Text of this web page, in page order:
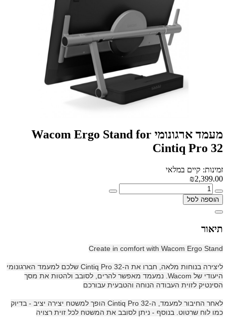
מעמד ארגונומי Wacom Ergo Stand for
Cintiq Pro 32
זמינות: קיים במלאי
₪2,399.00
הוספה לסל
תיאור
Create in comfort with Wacom Ergo Stand
ליצירה בנוחות מלאה, חברו את ה-Cintiq Pro 32 שלכם למעמד הארגונומי
היעודי של Wacom. נמעמד מאפשר להרים, לסובב ולהטות את מסך
הסינטיק לזוית העבודה הנוחה והטבעית עבורכם
לאחר החיבור למעמד, ה-Cintiq Pro 32 הופך למשטח יצירה יציב - בדיוק
כמו לוח שרטוט. בנוסף - ניתן לסובב את המשטח לכל זוית רצויה